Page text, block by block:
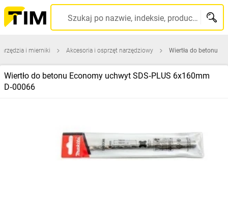
Szukaj po nazwie, indeksie, producencie, kodzie kreskowym...
i mierniki Akcesoria i osprzęt narzędziowy Wiertła do betonu
Wiertło do betonu Economy uchwyt SDS‑PLUS 6x160mm
D‑00066